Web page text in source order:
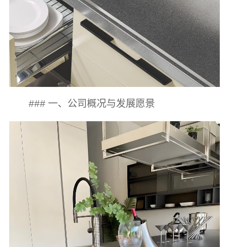
### 一、公司概况与发展愿景